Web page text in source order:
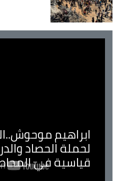
ابراهيم
لحملة الحصاد
قياسية في